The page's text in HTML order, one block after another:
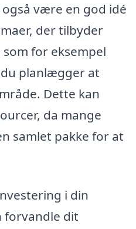
være en god idé
der tilbyder
for eksempel
planlægger at
Dette kan
da mange
samlet pakke for at
i din
forvandle dit